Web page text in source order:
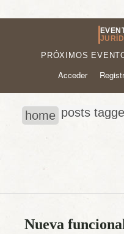
PRÓXIMOS
Acceder
home posts
Nueva